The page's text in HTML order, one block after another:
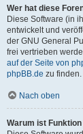
Wer hat diese
Diese Software (in
entwickelt und
der GNU General
frei vertrieben
auf der Seite von
phpBB.de zu finden.
Nach oben
Warum ist